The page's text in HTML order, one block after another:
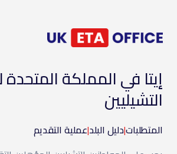
إيتا في المملكة
التشيليين
المتطلبات|دليل البلد|عملية التقديم